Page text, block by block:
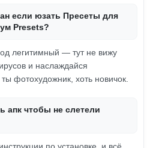
если юзать Пресеты для
Presets?
легитимный — тут не вижу
и наслаждайся
фотохудожник, хоть новичок.
апк чтобы не слетели